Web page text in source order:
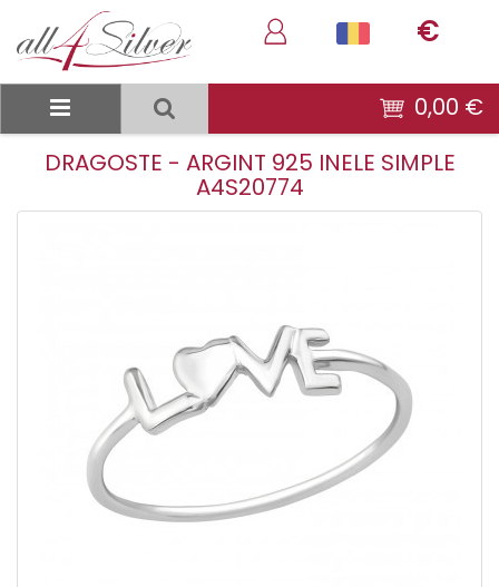
€
0,00 €
DRAGOSTE - ARGINT 925 INELE SIMPLE
A4S20774